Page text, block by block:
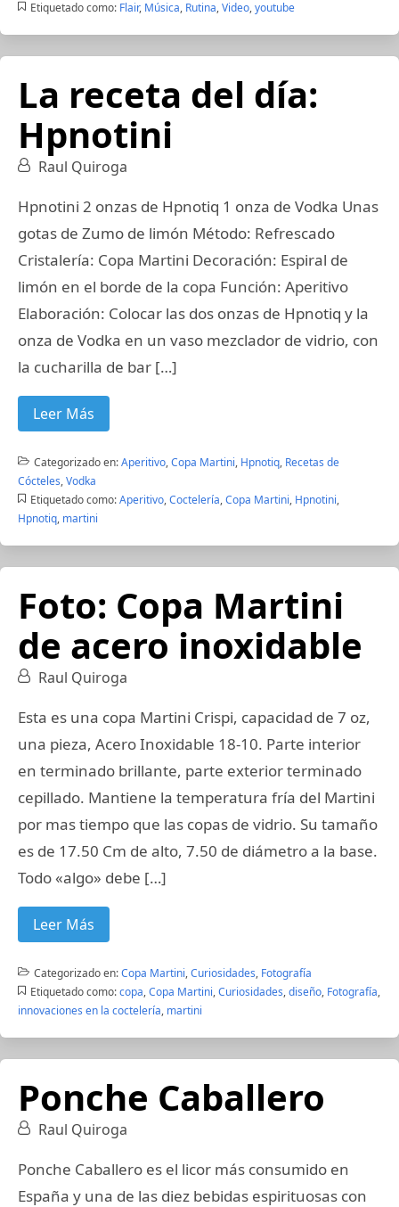
Etiquetado como: Flair, Música, Rutina,Video,youtube
La receta del día:
Hpnotini
Raul Quiroga
Hpnotini 2 onzas de Hpnotiq 1 onza de Vodka Unas
gotas de Zumo de limón Método: Refrescado
Cristalería: Copa Martini Decoración: Espiral de
limón en el borde de la copa Función: Aperitivo
Elaboración: Colocar las dos onzas de Hpnotiq y la
onza de Vodka en un vaso mezclador de vidrio, con
la cucharilla de bar […]
Leer Más
Categorizado en:Aperitivo,Copa Martini, Hpnotiq, Recetas de
Cócteles,Vodka
Etiquetado como: Aperitivo,Coctelería,Copa Martini, Hpnotini,
Hpnotiq, martini
Foto: Copa Martini
de acero inoxidable
Raul Quiroga
Esta es una copa Martini Crispi, capacidad de 7 oz,
una pieza, Acero Inoxidable 18-10. Parte interior
en terminado brillante, parte exterior terminado
cepillado. Mantiene la temperatura fría del Martini
por mas tiempo que las copas de vidrio. Su tamaño
es de 17.50 Cm de alto, 7.50 de diámetro a la base.
Todo «algo» debe […]
Leer Más
Categorizado en:Copa Martini,Curiosidades, Fotografía
Etiquetado como: copa,Copa Martini,Curiosidades,diseño, Fotografía,
innovaciones en la coctelería, martini
Ponche Caballero
Raul Quiroga
Ponche Caballero es el licor más consumido en
España y una de las diez bebidas espirituosas con